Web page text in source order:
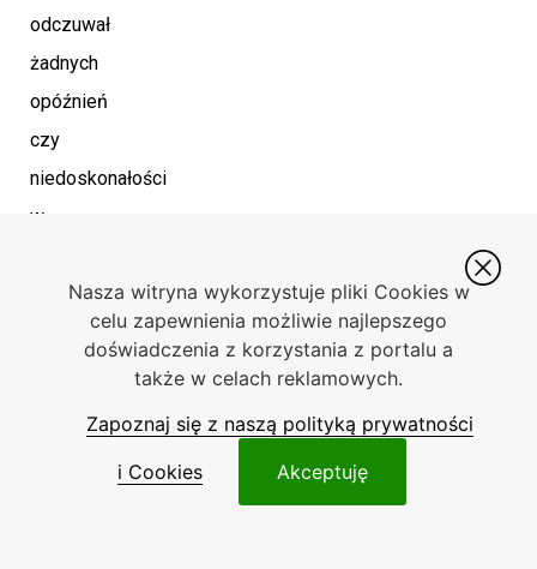
odczuwał
żadnych
opóźnień
czy
niedoskonałości
w
pojazdu.
Zastosowanie
nowoczesnych
Nasza witryna wykorzystuje pliki Cookies w
celu zapewnienia możliwie najlepszego
doświadczenia z korzystania z portalu a
także w celach reklamowych.
Zapoznaj się z naszą polityką prywatności
i Cookies
Akceptuję